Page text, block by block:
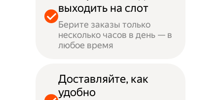
выходить на слот
Берите заказы только
несколько часов в день — в
любое время
Доставляйте, как
удобно